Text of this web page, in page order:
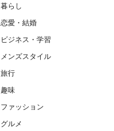
暮らし
恋愛・結婚
ビジネス・学習
メンズスタイル
旅行
趣味
ファッション
グルメ